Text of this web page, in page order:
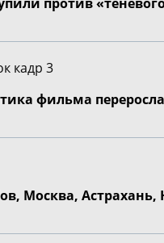
фильма
Москва,